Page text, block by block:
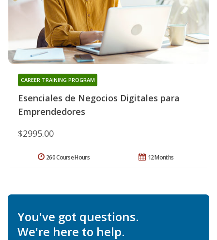
Esenciales de Negocios Digitales para
Emprendedores
CAREER TRAINING PROGRAM
$2995.00
12 Months
260 Course Hours
You've got questions.
We're here to help.